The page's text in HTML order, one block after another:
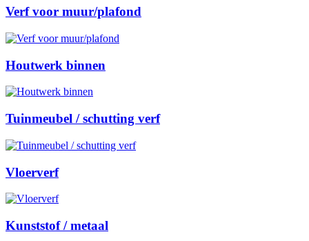
Verf voor muur/plafond
Houtwerk binnen
Tuinmeubel / schutting verf
Vloerverf
Kunststof / metaal